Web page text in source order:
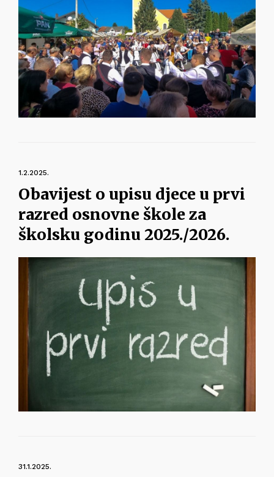
1.2.2025.
Obavijest o upisu djece u prvi
razred osnovne škole za
školsku godinu 2025./2026.
31.1.2025.